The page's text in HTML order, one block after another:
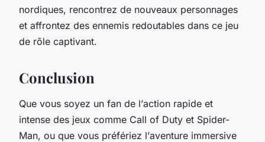
nordiques, rencontrez de nouveaux personnages
et affrontez des ennemis redoutables dans ce jeu
de rôle captivant.
Conclusion
Que vous soyez un fan de l’action rapide et
intense des jeux comme Call of Duty et Spider-
Man, ou que vous préfériez l’aventure immersive